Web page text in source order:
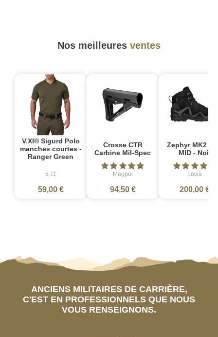
Nos meilleures ventes
V.XI® Sigurd Polo
manches courtes -
Ranger Green
5.11
59,00 €
Crosse CTR
Carbine Mil-Spec
Magpul
94,50 €
Zephyr MK2
MID - Noir
Lowa
200,00 €
ANCIENS MILITAIRES DE CARRIÈRE,
C'EST EN PROFESSIONNELS QUE NOUS
VOUS RENSEIGNONS.